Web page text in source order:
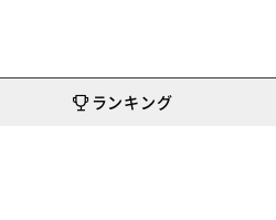
ランキング